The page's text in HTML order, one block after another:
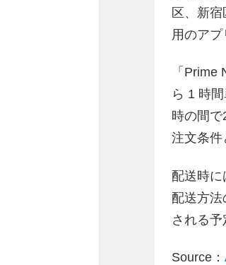
区、新
用のアプ
「
ら 1 時
時の間
注文条件
配送時に
配送方法
される予
Source：